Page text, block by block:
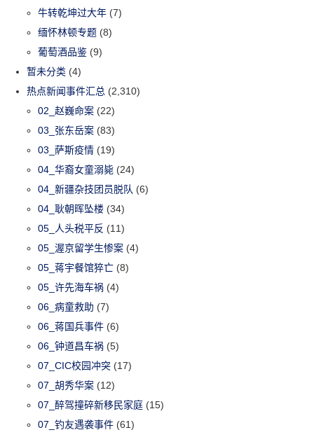
牛转乾坤过大年 (7)
缅怀林顿专题 (8)
葡萄酒品鉴 (9)
暂未分类 (4)
热点新闻事件汇总 (2,310)
02_赵巍命案 (22)
03_张东岳案 (83)
03_萨斯疫情 (19)
04_华裔女童溺毙 (24)
04_新疆杂技团员脱队 (6)
04_耿朝晖坠楼 (34)
05_人头税平反 (11)
05_渥京留学生惨案 (4)
05_蒋宇餐馆猝亡 (8)
05_许先海车祸 (4)
06_病童救助 (7)
06_蒋国兵事件 (6)
06_钟道昌车祸 (5)
07_CIC校园冲突 (17)
07_胡秀华案 (12)
07_醉驾撞碎新移民家庭 (15)
07_钓友遇袭事件 (61)